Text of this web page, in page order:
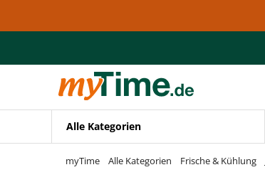
Zur Navigation springen
Alle Kategorien
myTime Alle Kategorien Frische & Kühlung